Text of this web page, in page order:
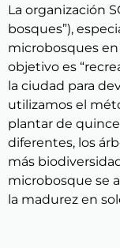
La organización
bosques”),
microbosques en
objetivo es
la ciudad para
utilizamos el
plantar de
diferentes, los
más
microbosque se
la madurez en